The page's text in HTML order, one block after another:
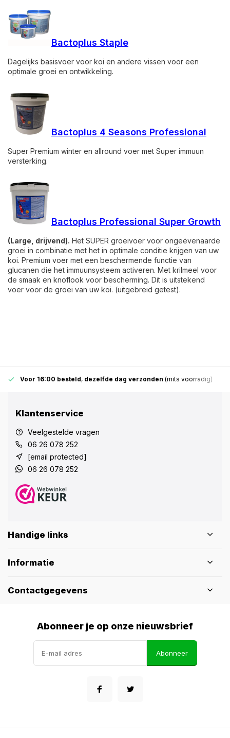
Bactoplus Staple
Dagelijks basisvoer voor koi en andere vissen voor een
optimale groei en ontwikkeling.
Bactoplus 4 Seasons Professional
Super Premium winter en allround voer met Super immuun
versterking.
Bactoplus Professional Super Growth
(Large, drijvend). Het SUPER groeivoer voor ongeëvenaarde
groei in combinatie met het in optimale conditie krijgen van uw
koi. Premium voer met een beschermende functie van
glucanen die het immuunsysteem activeren. Met krilmeel voor
de smaak en knoflook voor bescherming. Dit is uitstekend
voer voor de groei van uw koi. (uitgebreid getest).
Voor 16:00 besteld, dezelfde dag verzonden (mits voorradig)
Klantenservice
Veelgestelde vragen
06 26 078 252
[email protected]
06 26 078 252
Handige links
Informatie
Contactgegevens
Abonneer je op onze nieuwsbrief
Abonneer